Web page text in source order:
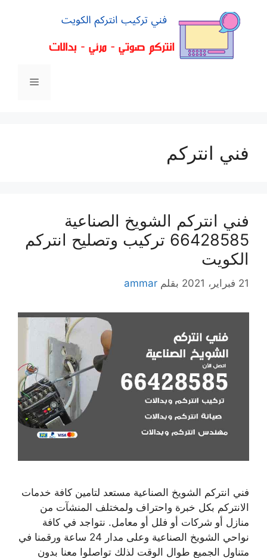
فني انتركم
فني انتركم الشويخ الصناعية
66428585 تركيب وتصليح انتركم
الكويت
21 فبراير، 2021 بقلم ammar
فني انتركم الشويخ الصناعية مستعد لتامين كافة خدمات
الانتركم بكل خبرة واحتراف ولمختلف المنشآت من
منازل أو شركات أو فلل أو معامل. نتواجد في كافة
نواحي الشويخ الصناعية وعلى مدار 24 ساعة ورقمنا في
متناول الجميع طوال الوقت لذلك تواصلوا معنا بدون